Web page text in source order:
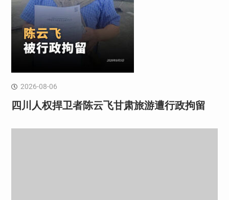
2026-08-06
四川人权捍卫者陈云飞甘肃旅游遭行政拘留